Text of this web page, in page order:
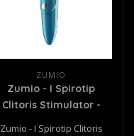
ZUMIO
Zumio - I Spirotip
Clitoris Stimulator -
Zumio - I Spirotip Clitoris